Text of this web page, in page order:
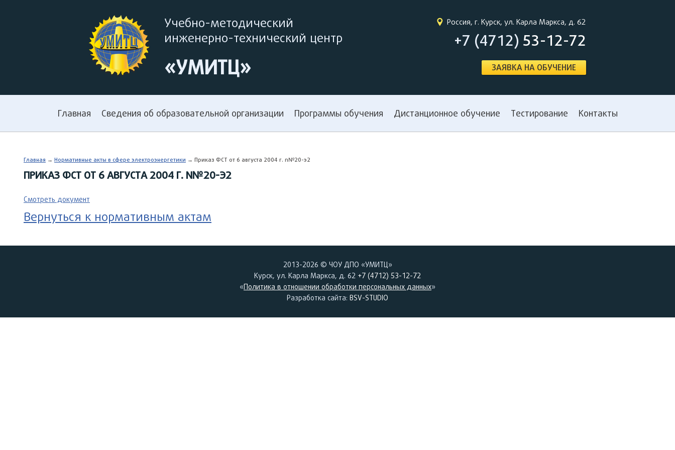
Учебно-методический
инженерно-технический центр
«УМИТЦ»
Россия, г. Курск, ул. Карла Маркса, д. 62
+7 (4712) 53-12-72
ЗАЯВКА НА ОБУЧЕНИЕ
Главная Сведения об образовательной организации Программы обучения Дистанционное обучение Тестирование Контакты
Главная → Нормативные акты в сфере электроэнергетики → Приказ ФСТ от 6 августа 2004 г. n№20-э2
ПРИКАЗ ФСТ ОТ 6 АВГУСТА 2004 Г. N№20-Э2
Смотреть документ
Вернуться к нормативным актам
2013-2026 © ЧОУ ДПО «УМИТЦ»
Курск, ул. Карла Маркса, д. 62 +7 (4712) 53-12-72
«Политика в отношении обработки персональных данных»
Разработка сайта: BSV-STUDIO